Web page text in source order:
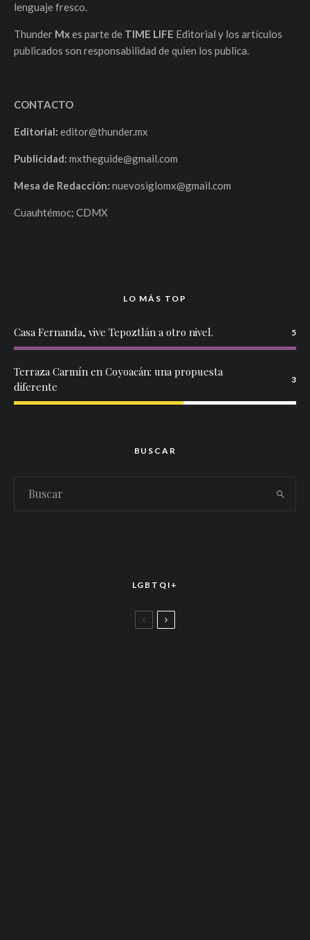
lenguaje fresco.
Thunder Mxes parte de TIME LIFE Editorial y los artículos
publicados son responsabilidad de quien los publica.
CONTACTO
Editorial: editor@thunder.mx
Publicidad: mxtheguide@gmail.com
Mesa de Redacción: nuevosiglomx@gmail.com
Cuauhtémoc; CDMX
LO MÁS TOP
Casa Fernanda, vive Tepoztlán a otro nivel. 5
Terraza Carmín en Coyoacán: una propuesta
diferente
3
BUSCAR
LGBTQI+